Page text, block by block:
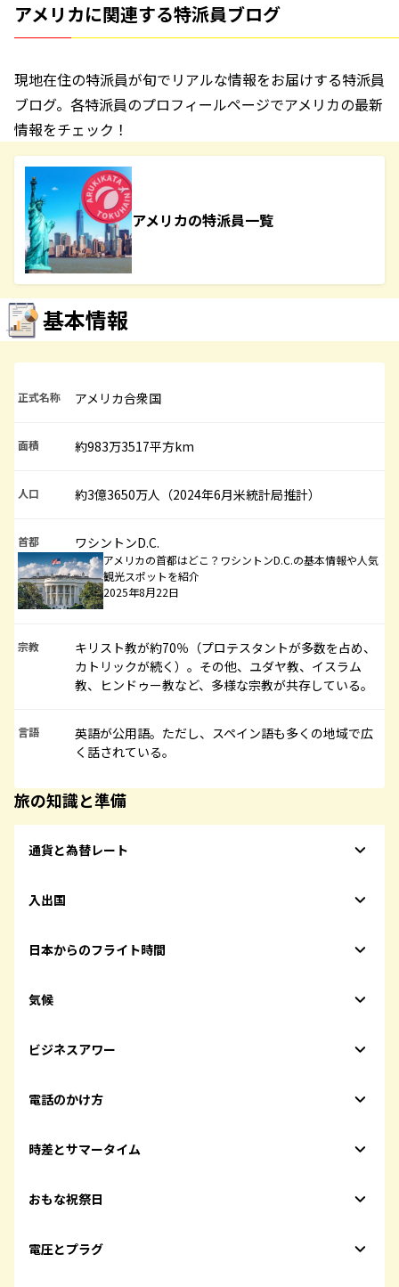
アメリカに関連する特派員ブログ
現地在住の特派員が旬でリアルな情報をお届けする特派員
ブログ。各特派員のプロフィールページでアメリカの最新
情報をチェック！
アメリカの特派員一覧
基本情報
正式名称 アメリカ合衆国
面積 約983万3517平方km
人口 約3億3650万人（2024年6月米統計局推計）
首都 ワシントンD.C.
アメリカの首都はどこ？ワシントンD.C.の基本情報や人気
観光スポットを紹介
2025年8月22日
宗教
キリスト教が約70％（プロテスタントが多数を占め、
カトリックが続く）。その他、ユダヤ教、イスラム
教、ヒンドゥー教など、多様な宗教が共存している。
言語
英語が公用語。ただし、スペイン語も多くの地域で広
く話されている。
旅の知識と準備
通貨と為替レート
入出国
日本からのフライト時間
気候
ビジネスアワー
電話のかけ方
時差とサマータイム
おもな祝祭日
電圧とプラグ